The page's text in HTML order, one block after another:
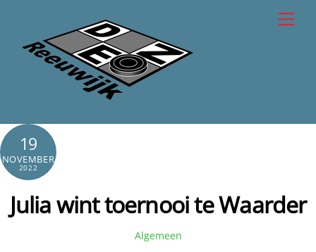
content
19
NOVEMBER
2022
Julia wint toernooi te Waarder
Algemeen